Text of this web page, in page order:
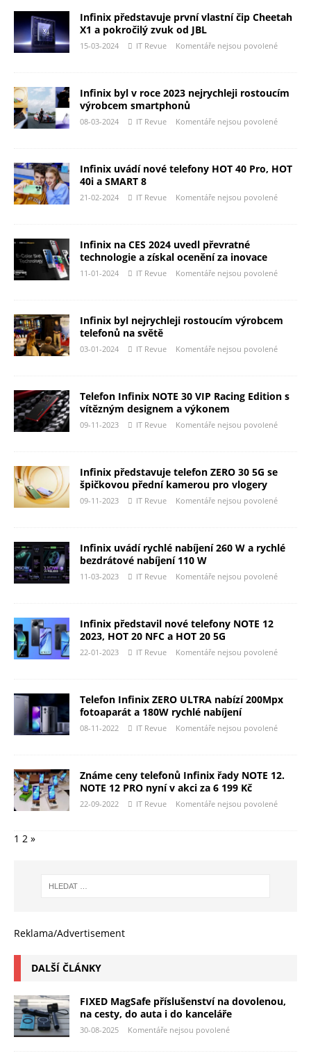
Infinix představuje první vlastní čip Cheetah
X1 a pokročilý zvuk od JBL
15-03-2024 IT Revue Komentáře nejsou povolené
Infinix byl v roce 2023 nejrychleji rostoucím
výrobcem smartphonů
08-03-2024 IT Revue Komentáře nejsou povolené
Infinix uvádí nové telefony HOT 40 Pro, HOT
40i a SMART 8
21-02-2024 IT Revue Komentáře nejsou povolené
Infinix na CES 2024 uvedl převratné
technologie a získal ocenění za inovace
11-01-2024 IT Revue Komentáře nejsou povolené
Infinix byl nejrychleji rostoucím výrobcem
telefonů na světě
03-01-2024 IT Revue Komentáře nejsou povolené
Telefon Infinix NOTE 30 VIP Racing Edition s
vítězným designem a výkonem
09-11-2023 IT Revue Komentáře nejsou povolené
Infinix představuje telefon ZERO 30 5G se
špičkovou přední kamerou pro vlogery
09-11-2023 IT Revue Komentáře nejsou povolené
Infinix uvádí rychlé nabíjení 260 W a rychlé
bezdrátové nabíjení 110 W
11-03-2023 IT Revue Komentáře nejsou povolené
Infinix představil nové telefony NOTE 12
2023, HOT 20 NFC a HOT 20 5G
22-01-2023 IT Revue Komentáře nejsou povolené
Telefon Infinix ZERO ULTRA nabízí 200Mpx
fotoaparát a 180W rychlé nabíjení
08-11-2022 IT Revue Komentáře nejsou povolené
Známe ceny telefonů Infinix řady NOTE 12.
NOTE 12 PRO nyní v akci za 6 199 Kč
22-09-2022 IT Revue Komentáře nejsou povolené
1 2 »
Reklama/Advertisement
DALŠÍ ČLÁNKY
FIXED MagSafe příslušenství na dovolenou,
na cesty, do auta i do kanceláře
30-08-2025 Komentáře nejsou povolené